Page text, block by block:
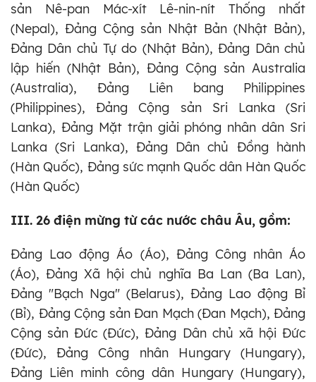
sản Nê-pan Mác-xít Lê-nin-nít Thống nhất
(Nepal), Đảng Cộng sản Nhật Bản (Nhật Bản),
Đảng Dân chủ Tự do (Nhật Bản), Đảng Dân chủ
lập hiến (Nhật Bản), Đảng Cộng sản Australia
(Australia), Đảng Liên bang Philippines
(Philippines), Đảng Cộng sản Sri Lanka (Sri
Lanka), Đảng Mặt trận giải phóng nhân dân Sri
Lanka (Sri Lanka), Đảng Dân chủ Đồng hành
(Hàn Quốc), Đảng sức mạnh Quốc dân Hàn Quốc
(Hàn Quốc)
III. 26 điện mừng từ các nước châu Âu, gồm:
Đảng Lao động Áo (Áo), Đảng Công nhân Áo
(Áo), Đảng Xã hội chủ nghĩa Ba Lan (Ba Lan),
Đảng "Bạch Nga" (Belarus), Đảng Lao động Bỉ
(Bỉ), Đảng Cộng sản Đan Mạch (Đan Mạch), Đảng
Cộng sản Đức (Đức), Đảng Dân chủ xã hội Đức
(Đức), Đảng Công nhân Hungary (Hungary),
Đảng Liên minh công dân Hungary (Hungary),